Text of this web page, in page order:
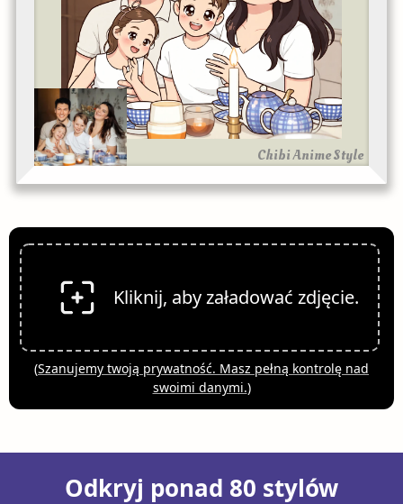
Chibi Anime Style
Kliknij, aby załadować zdjęcie.
(Szanujemy twoją prywatność. Masz pełną kontrolę nad
swoimi danymi.)
Odkryj ponad 80 stylów